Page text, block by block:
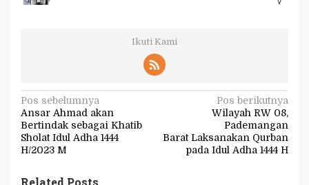
Ikuti Kami
N
a
v
i
Pos sebelumnya
Ansar Ahmad akan
Bertindak sebagai Khatib
Sholat Idul Adha 1444
H/2023 M
Pos berikutnya
Wilayah RW 08,
Pademangan
Barat Laksanakan Qurban
pada Idul Adha 1444 H
Related Posts